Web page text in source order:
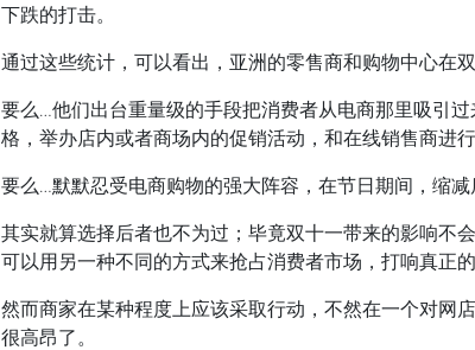
下跌的打击。
通过这些统计，可以看出，亚洲的零售商和购物中心在
要么…他们出台重量级的手段把消费者从电商那里吸引
格，举办店内或者商场内的促销活动，和在线销售商进行
要么…默默忍受电商购物的强大阵容，在节日期间，缩减
其实就算选择后者也不为过；毕竟双十一带来的影响不
可以用另一种不同的方式来抢占消费者市场，打响真正的
然而商家在某种程度上应该采取行动，不然在一个对网
很高昂了。